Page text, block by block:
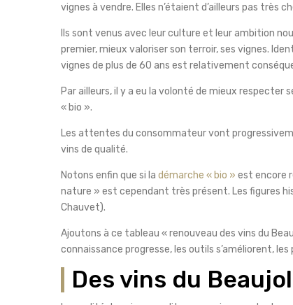
vignes à vendre. Elles n’étaient d’ailleurs pas très
Ils sont venus avec leur culture et leur ambition
premier, mieux valoriser son terroir, ses vignes.
vignes de plus de 60 ans est relativement
Par ailleurs, il y a eu la volonté de mieux respecter
« bio ».
Les attentes du consommateur vont
vins de qualité.
Notons enfin que si la démarche « bio » est encore
nature » est cependant très présent. Les figures
Chauvet).
Ajoutons à ce tableau « renouveau des vins du
connaissance progresse, les outils s’améliorent,
Des vins du